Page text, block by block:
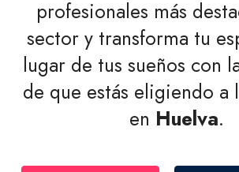
profesionales más
sector y transforma tu
lugar de tus sueños con
de que estás eligiendo a
en Huelva.